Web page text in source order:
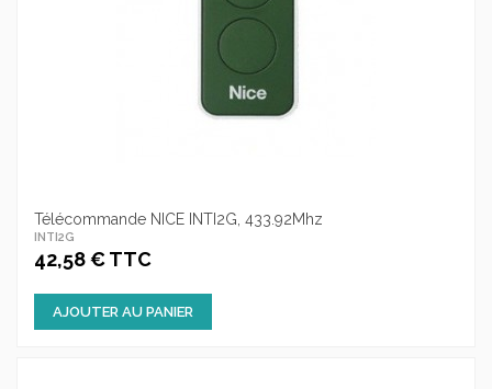
Télécommande NICE INTI2G, 433.92Mhz
INTI2G
42,58 € TTC
AJOUTER AU PANIER